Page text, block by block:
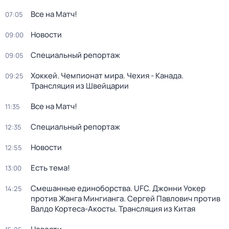
07:05 Все на Матч!
09:00 Новости
09:05 Специальный репортаж
09:25
Хоккей. Чемпионат мира. Чехия - Канада.
Трансляция из Швейцарии
11:35 Все на Матч!
12:35 Специальный репортаж
12:55 Новости
13:00 Есть тема!
14:25
Смешанные единоборства. UFC. Джонни Уокер
против Жанга Мингианга. Сергей Павлович против
Валдо Кортеса-Акосты. Трансляция из Китая